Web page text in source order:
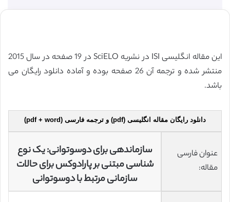
این مقاله انگلیسی ISI در نشریه SciELO در 19 صفحه در سال 2015
منتشر شده و ترجمه آن 26 صفحه بوده و آماده دانلود رایگان می
باشد.
دانلود رایگان مقاله انگلیسی (pdf) و ترجمه فارسی (pdf + word)
عنوان فارسی
مقاله:
سازماندهی برای دوسوتوانی: یک نوع
شناسی مبتنی بر پارادوکس برای حالات
سازمانی مرتبط با دوسوتوانی